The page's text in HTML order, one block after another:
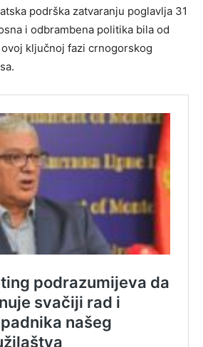
podrška zatvaranju poglavlja 31
i odbrambena politika bila od
ključnoj fazi crnogorskog